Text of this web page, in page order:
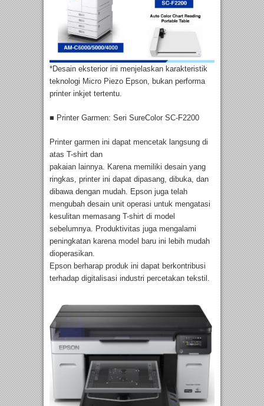
*Desain eksterior ini menjelaskan karakteristik
teknologi Micro Piezo Epson, bukan performa
printer inkjet tertentu.
■ Printer Garmen: Seri SureColor SC-F2200
Printer garmen ini dapat mencetak langsung di
atas T-shirt dan
pakaian lainnya. Karena memiliki desain yang
ringkas, printer ini dapat dipasang, dibuka, dan
dibawa dengan mudah. Epson juga telah
mengubah desain unit operasi untuk mengatasi
kesulitan memasang T-shirt di model
sebelumnya. Produktivitas juga mengalami
peningkatan karena model baru ini lebih mudah
dioperasikan.
Epson berharap produk ini dapat berkontribusi
terhadap digitalisasi industri percetakan tekstil.